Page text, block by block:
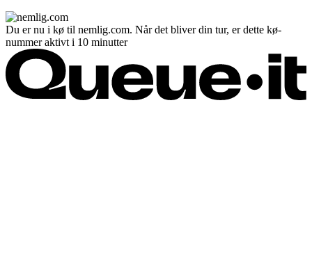
Du er nu i kø til nemlig.com. Når det bliver din tur, er dette kø-
nummer aktivt i 10 minutter